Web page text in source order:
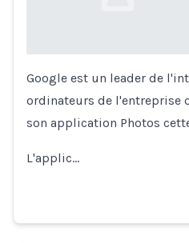
Loading...
Google est un leader de
ordinateurs de l'entreprise
son application Photos
L'applic…